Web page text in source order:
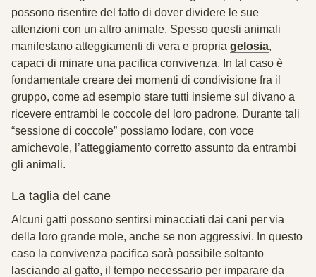
possono risentire del fatto di dover dividere le sue
attenzioni con un altro animale. Spesso questi animali
manifestano atteggiamenti di vera e propria gelosia,
capaci di minare una pacifica convivenza. In tal caso è
fondamentale creare dei momenti di condivisione fra il
gruppo, come ad esempio stare tutti insieme sul divano a
ricevere entrambi le coccole del loro padrone. Durante tali
“sessione di coccole” possiamo lodare, con voce
amichevole, l’atteggiamento corretto assunto da entrambi
gli animali.
La taglia del cane
Alcuni gatti possono sentirsi minacciati dai cani per via
della loro grande mole, anche se non aggressivi. In questo
caso la convivenza pacifica sarà possibile soltanto
lasciando al gatto, il tempo necessario per imparare da